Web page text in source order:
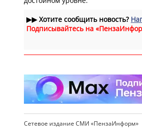
▶▶Хотите сообщить новость?
Подписывайтесь на
Сетевое издание СМИ «ПензаИнформ»